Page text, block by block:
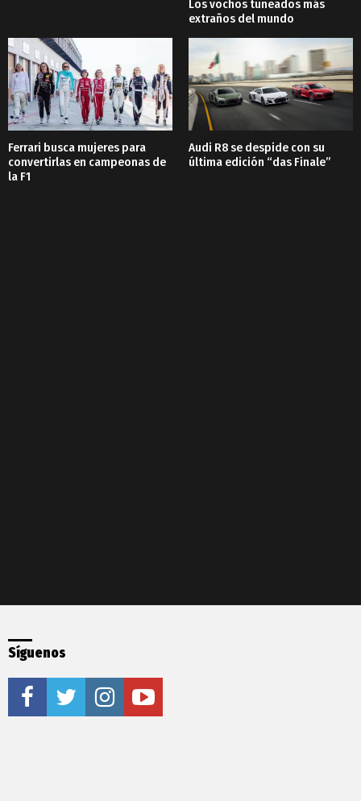
Los vochos tuneados más
extraños del mundo
Ferrari busca mujeres para
convertirlas en campeonas de
la F1
Audi R8 se despide con su
última edición “das Finale”
Síguenos
facebooktwitter instagramyoutube